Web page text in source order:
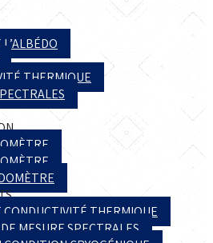
THERMIQUE
CONDUCTIVITÉ THERMIQUE
MESURE SPECTRALES